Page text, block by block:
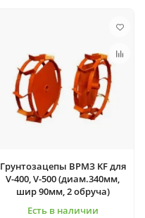
Грунтозацепы ВРМЗ KF для
V-400, V-500 (диам.340мм,
шир 90мм, 2 обруча)
Есть в наличии